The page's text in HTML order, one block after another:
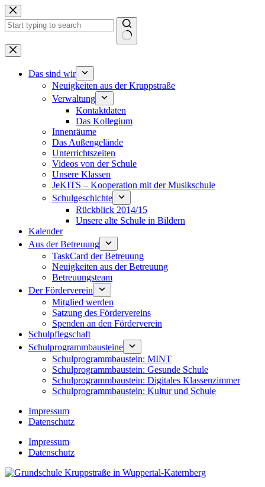
Zum
Inhalt
springen
Keine
Ergebnisse
Das sind wir
Neuigkeiten aus der Kruppstraße
Verwaltung
Kontaktdaten
Das Kollegium
Innenräume
Das Außengelände
Unterrichtszeiten
Videos von der Schule
Unsere Klassen
JeKITS – Kooperation mit der Musikschule
Schulgeschichte
Rückblick 2014/15
Unsere alte Schule in Bildern
Kalender
Aus der Betreuung
TaskCard der Betreuung
Neuigkeiten aus der Betreuung
Betreuungsteam
Der Förderverein
Mitglied werden
Satzung des Fördervereins
Spenden an den Förderverein
Schulpflegschaft
Schulprogrammbausteine
Schulprogrammbaustein: MINT
Schulprogrammbaustein: Gesunde Schule
Schulprogrammbaustein: Digitales Klassenzimmer
Schulprogrammbaustein: Kultur und Schule
Impressum
Datenschutz
Impressum
Datenschutz